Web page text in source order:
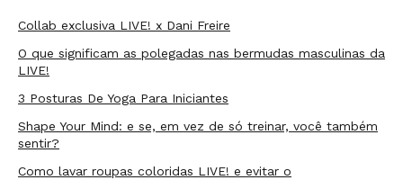
12
Collab exclusiva LIVE! x Dani Freire
O que significam as polegadas nas bermudas masculinas da
LIVE!
3 Posturas De Yoga Para Iniciantes
Shape Your Mind: e se, em vez de só treinar, você também
sentir?
Como lavar roupas coloridas LIVE! e evitar o